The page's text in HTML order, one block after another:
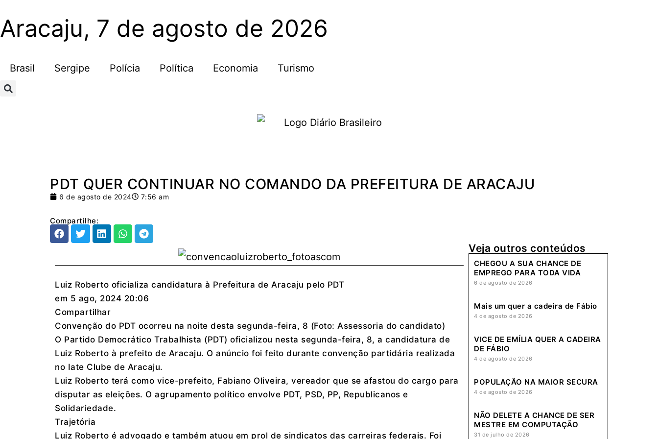
Aracaju, 7 de agosto de 2026
Brasil Sergipe Polícia Política Economia Turismo
PDT QUER CONTINUAR NO COMANDO DA PREFEITURA DE ARACAJU
6 de agosto de 2024 7:56 am
Compartilhe:
Luiz Roberto oficializa candidatura à Prefeitura de Aracaju pelo PDT
em 5 ago, 2024 20:06
Compartilhar
Convenção do PDT ocorreu na noite desta segunda-feira, 8 (Foto: Assessoria do candidato)
O Partido Democrático Trabalhista (PDT) oficializou nesta segunda-feira, 8, a candidatura de
Luiz Roberto à prefeito de Aracaju. O anúncio foi feito durante convenção partidária realizada
no Iate Clube de Aracaju.
Luiz Roberto terá como vice-prefeito, Fabiano Oliveira, vereador que se afastou do cargo para
disputar as eleições. O agrupamento político envolve PDT, PSD, PP, Republicanos e
Solidariedade.
Trajetória
Luiz Roberto é advogado e também atuou em prol de sindicatos das carreiras federais. Foi
Veja outros conteúdos
CHEGOU A SUA CHANCE DE
EMPREGO PARA TODA VIDA
6 de agosto de 2026
Mais um quer a cadeira de Fábio
4 de agosto de 2026
VICE DE EMÍLIA QUER A CADEIRA
DE FÁBIO
4 de agosto de 2026
POPULAÇÃO NA MAIOR SECURA
4 de agosto de 2026
NÃO DELETE A CHANCE DE SER
MESTRE EM COMPUTAÇÃO
31 de julho de 2026